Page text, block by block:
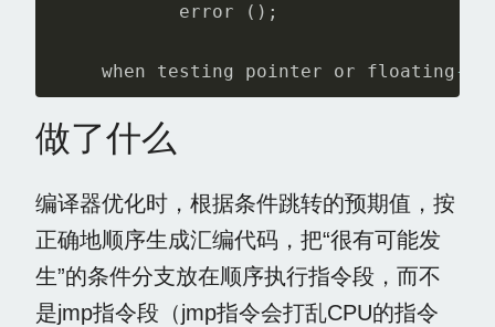
error
();
when testing pointer or floating -
做了什么
编译器优化时，根据条件跳转的预期值，按
正确地顺序生成汇编代码，把“很有可能发
生”的条件分支放在顺序执行指令段，而不
是jmp指令段（jmp指令会打乱CPU的指令